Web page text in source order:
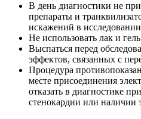
В день диагностики не
препараты и
искажений в
Не использовать лак и
Выспаться перед
эффектов, связанных с
Процедура
месте присоединения
отказать в диагностике
стенокардии или наличии